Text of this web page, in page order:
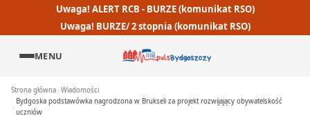
Uwaga! ALERT RCB - BURZE (komunikat RSO)
Uwaga! BURZE/ 2 stopnia (komunikat RSO)
MENU
Strona główna Wiadomości
Bydgoska podstawówka nagrodzona w Brukseli za projekt rozwijający obywatelskość
uczniów